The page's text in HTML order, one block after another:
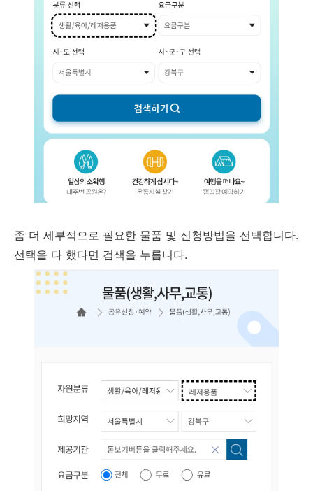
좀 더 세부적으로 필요한 물품 및 신청방법을 선택합니다.
선택을 다 했다면 검색을 누릅니다.